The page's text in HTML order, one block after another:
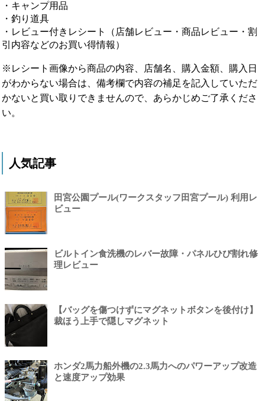
・キャンプ用品
・釣り道具
・レビュー付きレシート（店舗レビュー・商品レビュー・割
引内容などのお買い得情報）
※レシート画像から商品の内容、店舗名、購入金額、購入日
がわからない場合は、備考欄で内容の補足を記入していただ
かないと買い取りできませんので、あらかじめご了承くださ
い。
人気記事
田宮公園プール(ワークスタッフ田宮プール) 利用レ
ビュー
ビルトイン食洗機のレバー故障・パネルひび割れ修
理レビュー
【バッグを傷つけずにマグネットボタンを後付け】
裁ほう上手で隠しマグネット
ホンダ2馬力船外機の2.3馬力へのパワーアップ改造
と速度アップ効果